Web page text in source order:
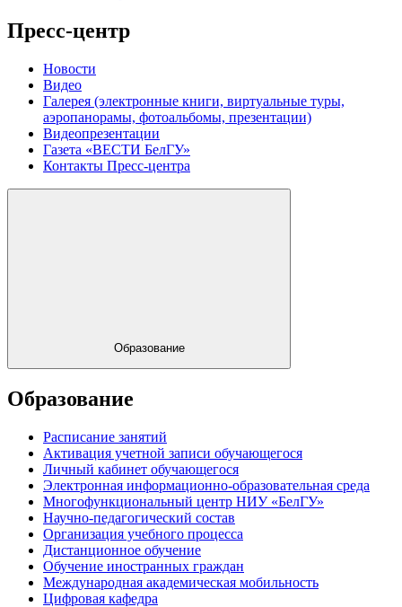
Пресс-центр
Новости
Видео
Галерея (электронные книги, виртуальные туры,
аэропанорамы, фотоальбомы, презентации)
Видеопрезентации
Газета «ВЕСТИ БелГУ»
Контакты Пресс-центра
Образование
Образование
Расписание занятий
Активация учетной записи обучающегося
Личный кабинет обучающегося
Электронная информационно-образовательная среда
Многофункциональный центр НИУ «БелГУ»
Научно-педагогический состав
Организация учебного процесса
Дистанционное обучение
Обучение иностранных граждан
Международная академическая мобильность
Цифровая кафедра